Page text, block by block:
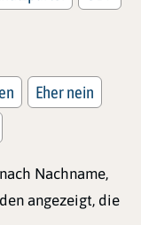
Eher nein
Nachname,
angezeigt, die